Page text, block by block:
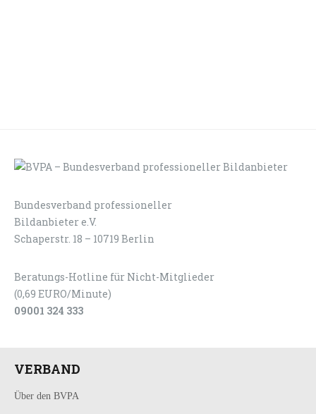
Bundesverband professioneller
Bildanbieter e.V.
Schaperstr. 18 – 10719 Berlin
Beratungs-Hotline für Nicht-Mitglieder
(0,69 EURO/Minute)
09001 324 333
VERBAND
Über den BVPA